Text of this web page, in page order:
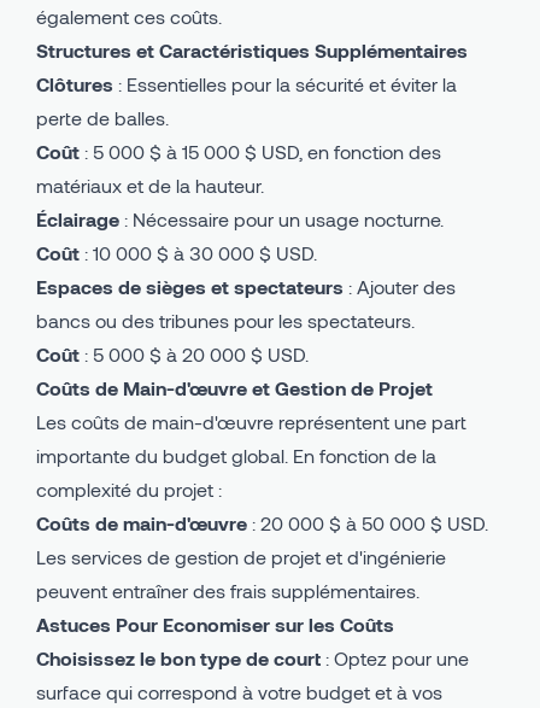
également ces coûts.
Structures et Caractéristiques Supplémentaires
Clôtures : Essentielles pour la sécurité et éviter la
perte de balles.
Coût : 5 000 $ à 15 000 $ USD, en fonction des
matériaux et de la hauteur.
Éclairage : Nécessaire pour un usage nocturne.
Coût : 10 000 $ à 30 000 $ USD.
Espaces de sièges et spectateurs : Ajouter des
bancs ou des tribunes pour les spectateurs.
Coût : 5 000 $ à 20 000 $ USD.
Coûts de Main-d'œuvre et Gestion de Projet
Les coûts de main-d'œuvre représentent une part
importante du budget global. En fonction de la
complexité du projet :
Coûts de main-d'œuvre : 20 000 $ à 50 000 $ USD.
Les services de gestion de projet et d'ingénierie
peuvent entraîner des frais supplémentaires.
Astuces Pour Economiser sur les Coûts
Choisissez le bon type de court : Optez pour une
surface qui correspond à votre budget et à vos